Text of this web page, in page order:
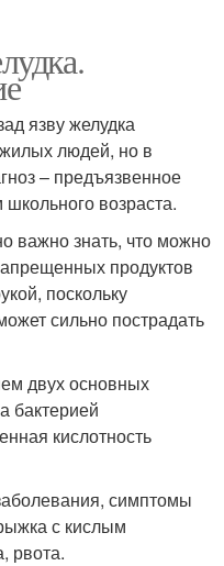
язву желудка
людей, но в
– предъязвенное
возраста.
важно знать, что можно
продуктов
поскольку
сильно пострадать
двух основных
бактерией
кислотность
симптомы
с кислым
рвота.